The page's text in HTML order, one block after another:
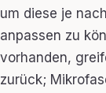
um diese je
anpassen zu
vorhanden,
zurück;